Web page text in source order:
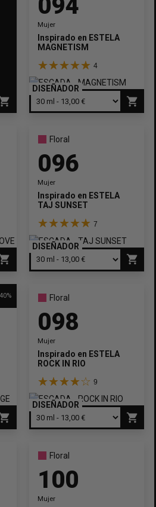
Mujer
Inspirado en ESTELA
MAGNETISM
4
DISEÑADOR
shopping_cart
Floral
096
Mujer
Inspirado en ESTELA
TAJ SUNSET
7
DISEÑADOR
shopping_cart
Floral
098
Mujer
Inspirado en ESTELA
ROCK IN RIO
9
DISEÑADOR
shopping_cart
Floral
100
Mujer